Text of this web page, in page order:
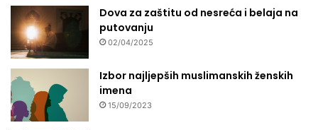
Dova za zaštitu od nesreća i belaja na
putovanju
02/04/2025
Izbor najljepših muslimanskih ženskih
imena
15/09/2023